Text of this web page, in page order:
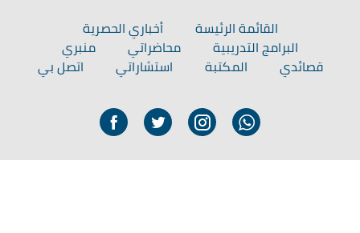
القائمة الرئيسة
أخباري الحصرية
البرامج التدريبية
محاضراتي
منبري
قصائدي
المكتبة استشاراتي اتصل بي